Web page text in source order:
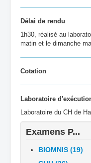
Délai de rendu
1h30, réalisé au
matin et le dimanche
Cotation
Laboratoire
Laboratoire du CH de
Examens P...
BIOMNIS (19)